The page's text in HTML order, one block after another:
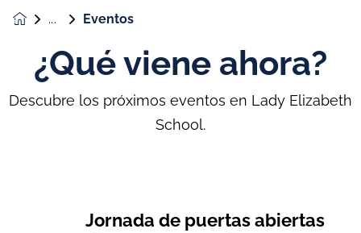
Eventos
¿Qué viene ahora?
Descubre los próximos eventos en Lady Elizabeth
School.
Jornada de puertas abiertas